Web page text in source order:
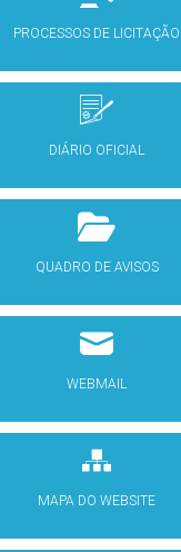
PROCESSOS DE LICITAÇÃO
DIÁRIO OFICIAL
QUADRO DE AVISOS
WEBMAIL
MAPA DO WEBSITE